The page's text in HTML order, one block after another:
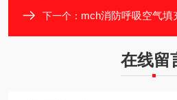
下一个： mch消防呼吸空气填
在线留